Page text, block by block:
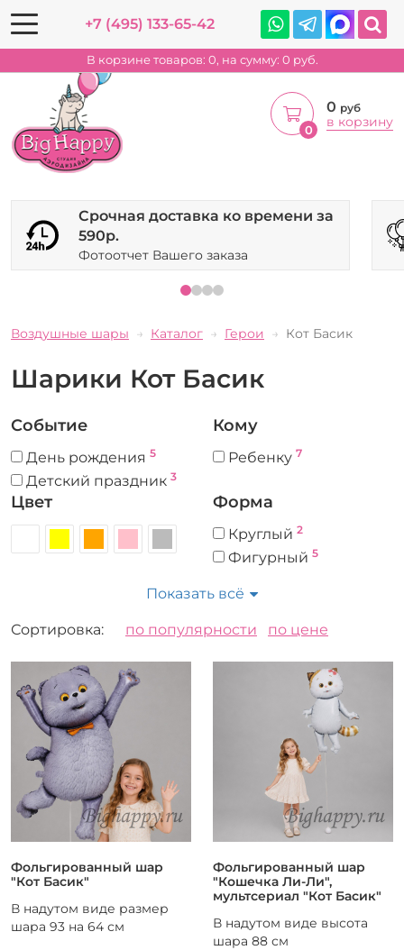
+7 (495) 133-65-42
В корзине товаров: 0, на сумму: 0 руб.
0
0 руб
в корзину
Срочная доставка ко времени за
590р.
Фотоотчет Вашего заказа
Воздушные шары Каталог Герои Кот Басик
Шарики Кот Басик
Событие
День рождения 5
Детский праздник 3
Кому
Ребенку 7
Цвет Форма
Круглый 2
Фигурный 5
Показать всё
Сортировка: по популярности по цене
Фольгированный шар
"Кот Басик"
В надутом виде размер
шара 93 на 64 см
Фольгированный шар
"Кошечка Ли-Ли",
мультсериал "Кот Басик"
В надутом виде высота
шара 88 см